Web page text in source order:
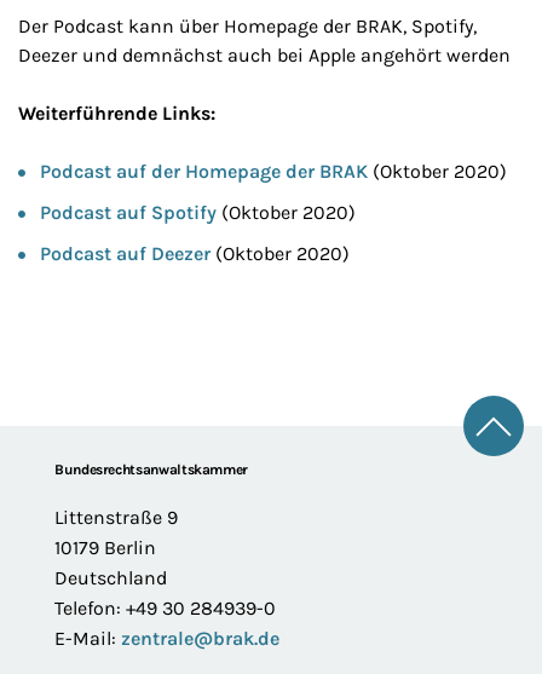
Der Podcast kann über Homepage der BRAK, Spotify,
Deezer und demnächst auch bei Apple angehört werden
Weiterführende Links:
Podcast auf der Homepage der BRAK (Oktober 2020)
Podcast auf Spotify (Oktober 2020)
Podcast auf Deezer (Oktober 2020)
FooterBundesrechtsanwaltskammer
Littenstraße 9
10179 Berlin
Deutschland
Telefon: +49 30 284939-0
E-Mail: zentrale@brak.de